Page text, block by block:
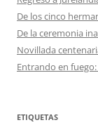
De los cinco
De la ceremonia
Novillada
Entrando en
ETIQUETAS